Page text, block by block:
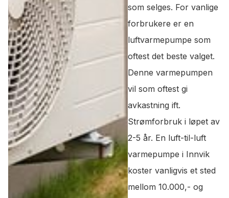
som selges. For vanlige
forbrukere er en
luftvarmepumpe som
oftest det beste valget.
Denne varmepumpen
vil som oftest gi
avkastning ift.
Strømforbruk i løpet av
2-5 år. En luft-til-luft
varmepumpe i Innvik
koster vanligvis et sted
mellom 10.000,- og